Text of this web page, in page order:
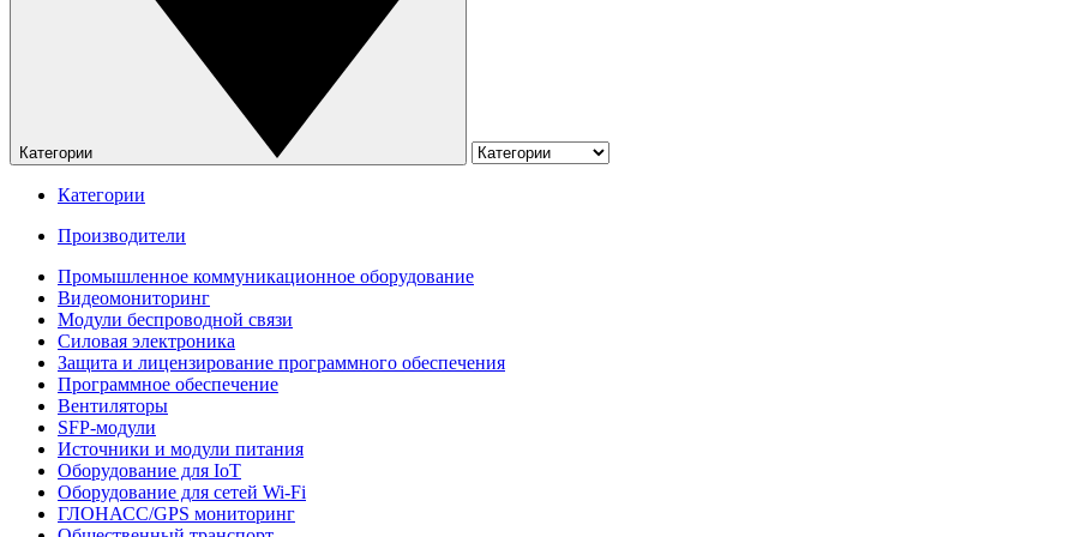
Категории
Категории
Производители
Промышленное коммуникационное оборудование
Видеомониторинг
Модули беспроводной связи
Силовая электроника
Защита и лицензирование программного обеспечения
Программное обеспечение
Вентиляторы
SFP-модули
Источники и модули питания
Оборудование для IoT
Оборудование для сетей Wi-Fi
ГЛОНАСС/GPS мониторинг